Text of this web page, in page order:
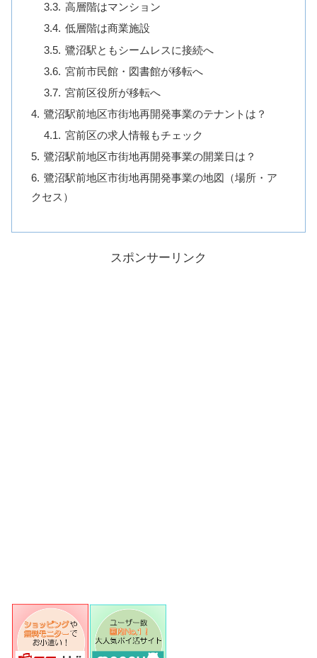
高層階はマンション
低層階は商業施設
鷺沼駅ともシームレスに接続へ
宮前市民館・図書館が移転へ
宮前区役所が移転へ
鷺沼駅前地区市街地再開発事業のテナントは？
宮前区の求人情報もチェック
鷺沼駅前地区市街地再開発事業の開業日は？
鷺沼駅前地区市街地再開発事業の地図（場所・ア
クセス）
スポンサーリンク